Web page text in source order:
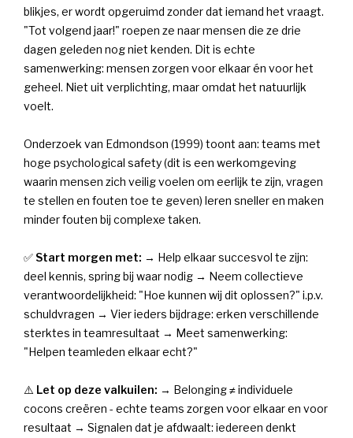
blikjes, er wordt opgeruimd zonder dat iemand het vraagt.
"Tot volgend jaar!" roepen ze naar mensen die ze drie
dagen geleden nog niet kenden. Dit is echte
samenwerking: mensen zorgen voor elkaar én voor het
geheel. Niet uit verplichting, maar omdat het natuurlijk
voelt.
Onderzoek van Edmondson (1999) toont aan: teams met
hoge psychological safety (dit is een werkomgeving
waarin mensen zich veilig voelen om eerlijk te zijn, vragen
te stellen en fouten toe te geven) leren sneller en maken
minder fouten bij complexe taken.
✅ Start morgen met: → Help elkaar succesvol te zijn:
deel kennis, spring bij waar nodig → Neem collectieve
verantwoordelijkheid: "Hoe kunnen wij dit oplossen?" i.p.v.
schuldvragen → Vier ieders bijdrage: erken verschillende
sterktes in teamresultaat → Meet samenwerking:
"Helpen teamleden elkaar echt?"
⚠️ Let op deze valkuilen: → Belonging ≠ individuele
cocons creëren - echte teams zorgen voor elkaar en voor
resultaat → Signalen dat je afdwaalt: iedereen denkt